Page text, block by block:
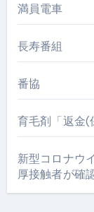
満員電車
長寿番組
番協
育毛剤「返金(
新型コロナウ
厚接触者が確